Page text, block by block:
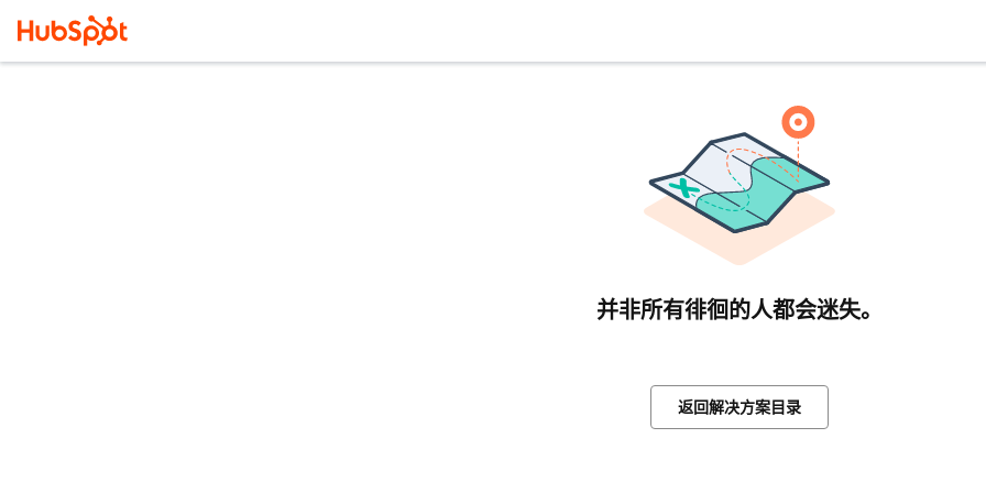
并非所有徘徊的人都会迷失。
返回解决方案目录